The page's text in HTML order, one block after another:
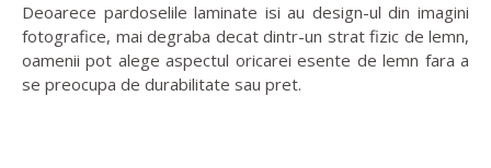
Deoarece pardoselile laminate isi au design-ul din imagini
fotografice, mai degraba decat dintr-un strat fizic de lemn,
oamenii pot alege aspectul oricarei esente de lemn fara a
se preocupa de durabilitate sau pret.